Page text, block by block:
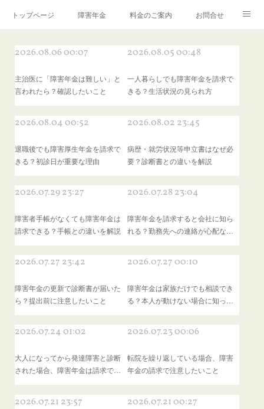
トップページ 障害年金 料金のご案内 お問合せ
ブログ🌸「教えて！みお先生✨」
2026.08.06 00:07
主治医に「障害年金は難しい」と
言われたら？確認したいこと
2026.08.05 00:48
一人暮らしでも障害年金を請求で
きる？生活状況の見られ方
2026.08.04 00:52
退職後でも障害厚生年金を請求で
きる？初診日が重要な理由
2026.08.02 23:45
病歴・就労状況等申立書はなぜ必
要？診断書との違いを解説
2026.07.29 23:27
障害者手帳がなくても障害年金は
請求できる？手帳との違いを解説
2026.07.28 23:04
障害年金を請求すると会社に知ら
れる？勤務先への連絡が心配な…
2026.07.27 23:42
障害年金の更新で診断書が届いた
ら？提出前に注意したいこと
2026.07.27 00:10
障害年金は家族だけでも相談でき
る？本人が動けない場合に知っ…
2026.07.24 01:02
大人になってから発達障害と診断
された場合、障害年金は請求で…
2026.07.23 00:06
転院を繰り返している場合、障害
年金の請求で注意したいこと
2026.07.21 23:57 2026.07.21 00:27